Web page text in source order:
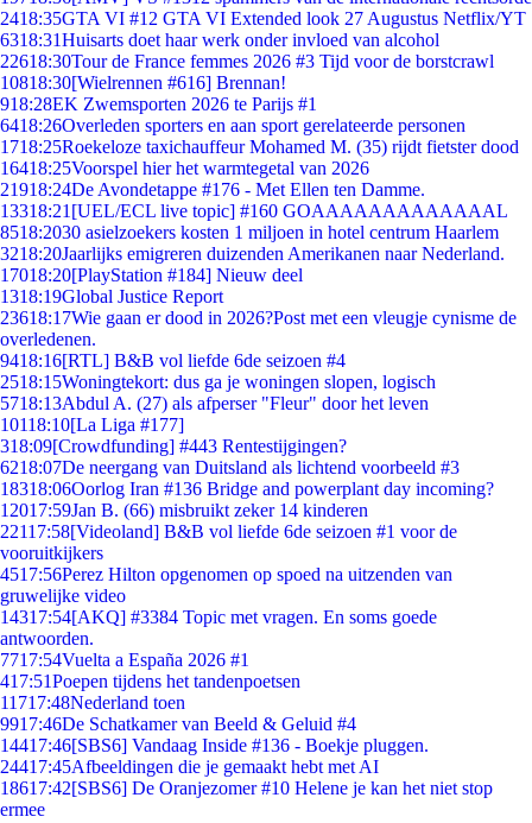
2418:35GTA VI #12 GTA VI Extended look 27 Augustus Netflix/YT
6318:31Huisarts doet haar werk onder invloed van alcohol
22618:30Tour de France femmes 2026 #3 Tijd voor de borstcrawl
10818:30[Wielrennen #616] Brennan!
918:28EK Zwemsporten 2026 te Parijs #1
6418:26Overleden sporters en aan sport gerelateerde personen
1718:25Roekeloze taxichauffeur Mohamed M. (35) rijdt fietster dood
16418:25Voorspel hier het warmtegetal van 2026
21918:24De Avondetappe #176 - Met Ellen ten Damme.
13318:21 [UEL/ECL live topic] #160 GOAAAAAAAAAAAAAL
8518:2030 asielzoekers kosten 1 miljoen in hotel centrum Haarlem
3218:20Jaarlijks emigreren duizenden Amerikanen naar Nederland.
17018:20[PlayStation #184] Nieuw deel
1318:19Global Justice Report
23618:17Wie gaan er dood in 2026?Post met een vleugje cynisme de
overledenen.
9418:16[RTL] B&B vol liefde 6de seizoen #4
2518:15Woningtekort: dus ga je woningen slopen, logisch
5718:13Abdul A. (27) als afperser "Fleur" door het leven
10118:10[La Liga #177]
318:09[Crowdfunding] #443 Rentestijgingen?
6218:07De neergang van Duitsland als lichtend voorbeeld #3
18318:06Oorlog Iran #136 Bridge and powerplant day incoming?
12017:59Jan B. (66) misbruikt zeker 14 kinderen
22117:58[Videoland] B&B vol liefde 6de seizoen #1 voor de
vooruitkijkers
4517:56Perez Hilton opgenomen op spoed na uitzenden van
gruwelijke video
14317:54[AKQ] #3384 Topic met vragen. En soms goede
antwoorden.
7717:54Vuelta a España 2026 #1
417:51Poepen tijdens het tandenpoetsen
11717:48Nederland toen
9917:46De Schatkamer van Beeld & Geluid #4
14417:46[SBS6] Vandaag Inside #136 - Boekje pluggen.
24417:45Afbeeldingen die je gemaakt hebt met AI
18617:42[SBS6] De Oranjezomer #10 Helene je kan het niet stop
ermee